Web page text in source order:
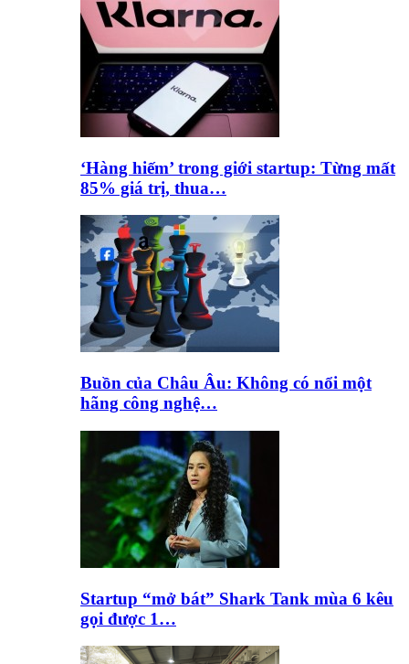
‘Hàng hiếm’ trong giới startup: Từng mất
85% giá trị, thua…
Buồn của Châu Âu: Không có nổi một
hãng công nghệ…
Startup “mở bát” Shark Tank mùa 6 kêu
gọi được 1…